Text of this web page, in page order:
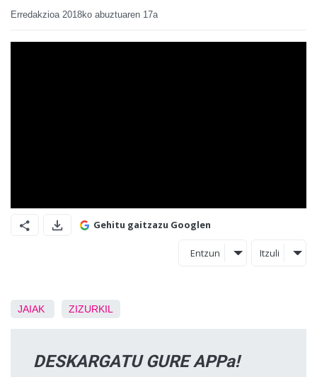
Erredakzioa 2018ko abuztuaren 17a
Gehitu gaitzazu Googlen
Entzun Itzuli
JAIAK ZIZURKIL
DESKARGATU GURE APPa!